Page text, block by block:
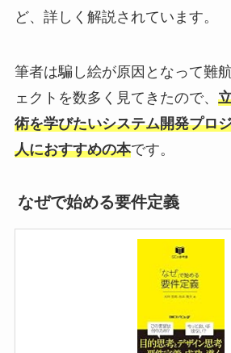
ど、詳しく解説されています。
筆者は騙し絵が原因となって難
ェクトを数多く見てきたので、
術を学びたいシステム開発プロ
人におすすめの本です。
なぜで始める要件定義